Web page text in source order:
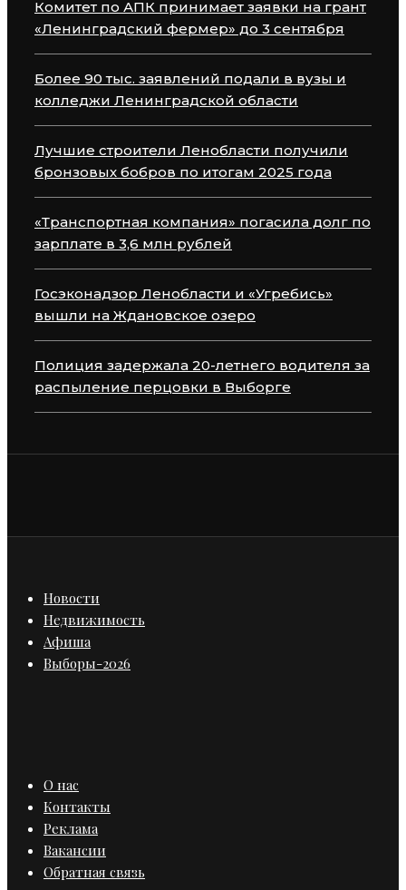
Комитет по АПК принимает заявки на грант
«Ленинградский фермер» до 3 сентября
Более 90 тыс. заявлений подали в вузы и
колледжи Ленинградской области
Лучшие строители Ленобласти получили
бронзовых бобров по итогам 2025 года
«Транспортная компания» погасила долг по
зарплате в 3,6 млн рублей
Госэконадзор Ленобласти и «Угребись»
вышли на Ждановское озеро
Полиция задержала 20-летнего водителя за
распыление перцовки в Выборге
Новости
Недвижимость
Афиша
Выборы-2026
О нас
Контакты
Реклама
Вакансии
Обратная связь